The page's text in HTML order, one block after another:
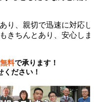
り、親切で迅速に対応し
きちんとあり、安心しま
無料で承ります！
ください！